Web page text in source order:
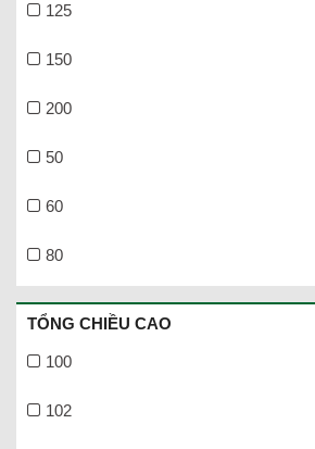
125
150
200
50
60
80
TỔNG CHIỀU CAO
100
102